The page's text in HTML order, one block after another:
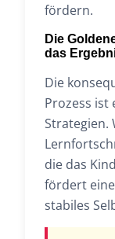
fördern.
Die
das
Die
Prozess ist
Strategien.
die das
fördert
stabiles